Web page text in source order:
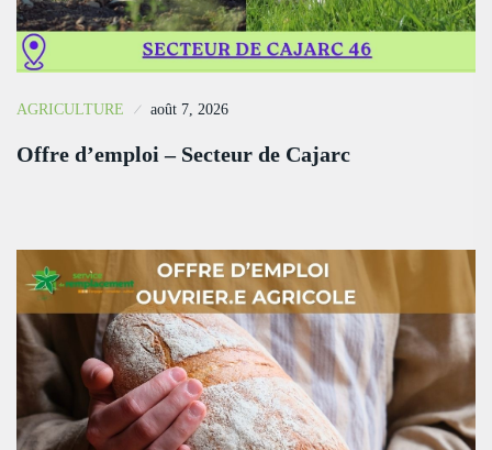
AGRICULTURE août 7, 2026
Offre d’emploi – Secteur de Cajarc